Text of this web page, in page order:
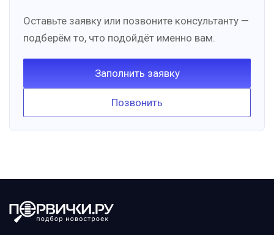
Оставьте заявку или позвоните консультанту —
подберём то, что подойдёт именно вам.
Заполнить заявку
Позвонить